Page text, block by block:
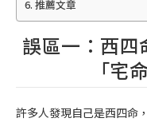
推薦文章
誤區一：西四
「宅
許多人發現自己是西四命